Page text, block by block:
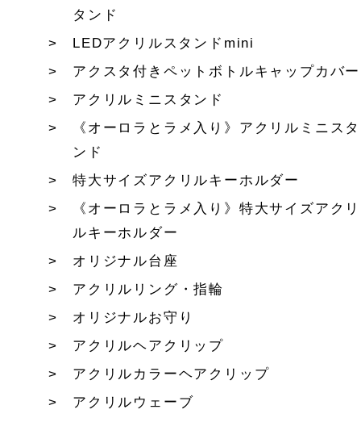
タンド
LEDアクリルスタンドmini
アクスタ付きペットボトルキャップカバー
アクリルミニスタンド
《オーロラとラメ入り》アクリルミニスタ
ンド
特大サイズアクリルキーホルダー
《オーロラとラメ入り》特大サイズアクリ
ルキーホルダー
オリジナル台座
アクリルリング・指輪
オリジナルお守り
アクリルヘアクリップ
アクリルカラーヘアクリップ
アクリルウェーブ